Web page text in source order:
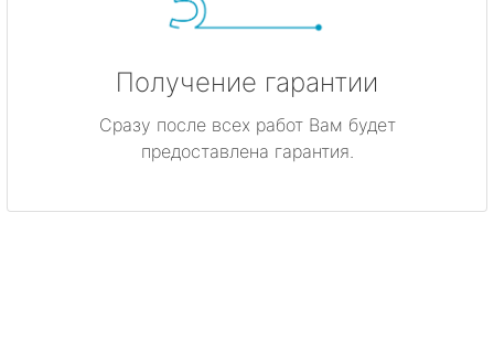
Получение гарантии
Сразу после всех работ Вам будет
предоставлена гарантия.